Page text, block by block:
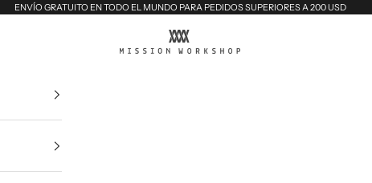
ENVÍO GRATUITO EN TODO EL MUNDO PARA PEDIDOS SUPERIORES A 200 USD
MISSION WORKSHOP